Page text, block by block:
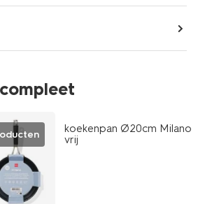
koekenpan Ø20cm Milano
vrij